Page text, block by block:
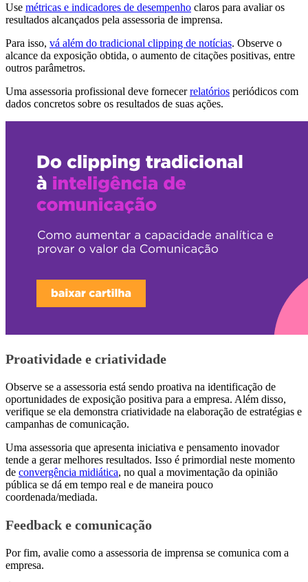
Use métricas e indicadores de desempenho claros para avaliar os
resultados alcançados pela assessoria de imprensa.
Para isso, vá além do tradicional clipping de notícias. Observe o
alcance da exposição obtida, o aumento de citações positivas, entre
outros parâmetros.
Uma assessoria profissional deve fornecerrelatórios periódicos com
dados concretos sobre os resultados de suas ações.
Proatividade e criatividade
Observe se a assessoria está sendo proativa na identificação de
oportunidades de exposição positiva para a empresa. Além disso,
verifique se ela demonstra criatividade na elaboração de estratégias e
campanhas de comunicação.
Uma assessoria que apresenta iniciativa e pensamento inovador
tende a gerar melhores resultados. Isso é primordial neste momento
de convergência midiática, no qual a movimentação da opinião
pública se dá em tempo real e de maneira pouco
coordenada/mediada.
Feedback e comunicação
Por fim, avalie como a assessoria de imprensa se comunica com a
empresa.